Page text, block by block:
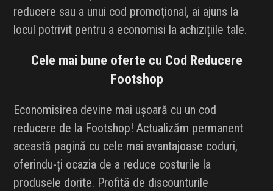
reducere sau a unui cod promoțional, ai ajuns la
locul potrivit pentru a economisi la achizițiile tale.
Cele mai bune oferte cu Cod Reducere
Footshop
Economisirea devine mai ușoară cu un cod
reducere de la Footshop! Actualizăm permanent
această pagină cu cele mai avantajoase coduri,
oferindu-ți ocazia de a reduce costurile la
produsele dorite. Profită de discounturile